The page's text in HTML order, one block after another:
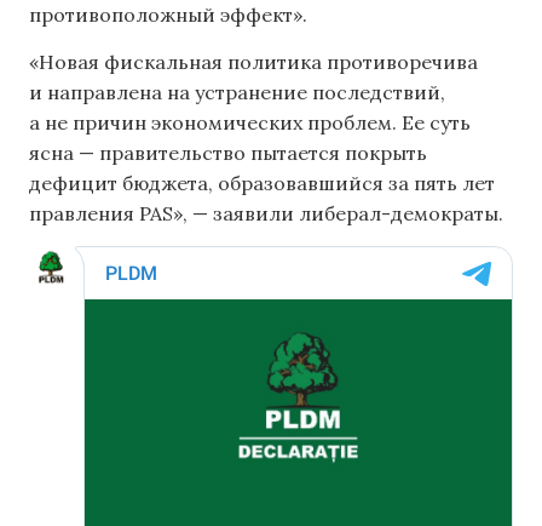
противоположный эффект».
«Новая фискальная политика противоречива
и направлена ​​на устранение последствий,
а не причин экономических проблем. Ее суть
ясна — правительство пытается покрыть
дефицит бюджета, образовавшийся за пять лет
правления PAS», — заявили либерал-демократы.